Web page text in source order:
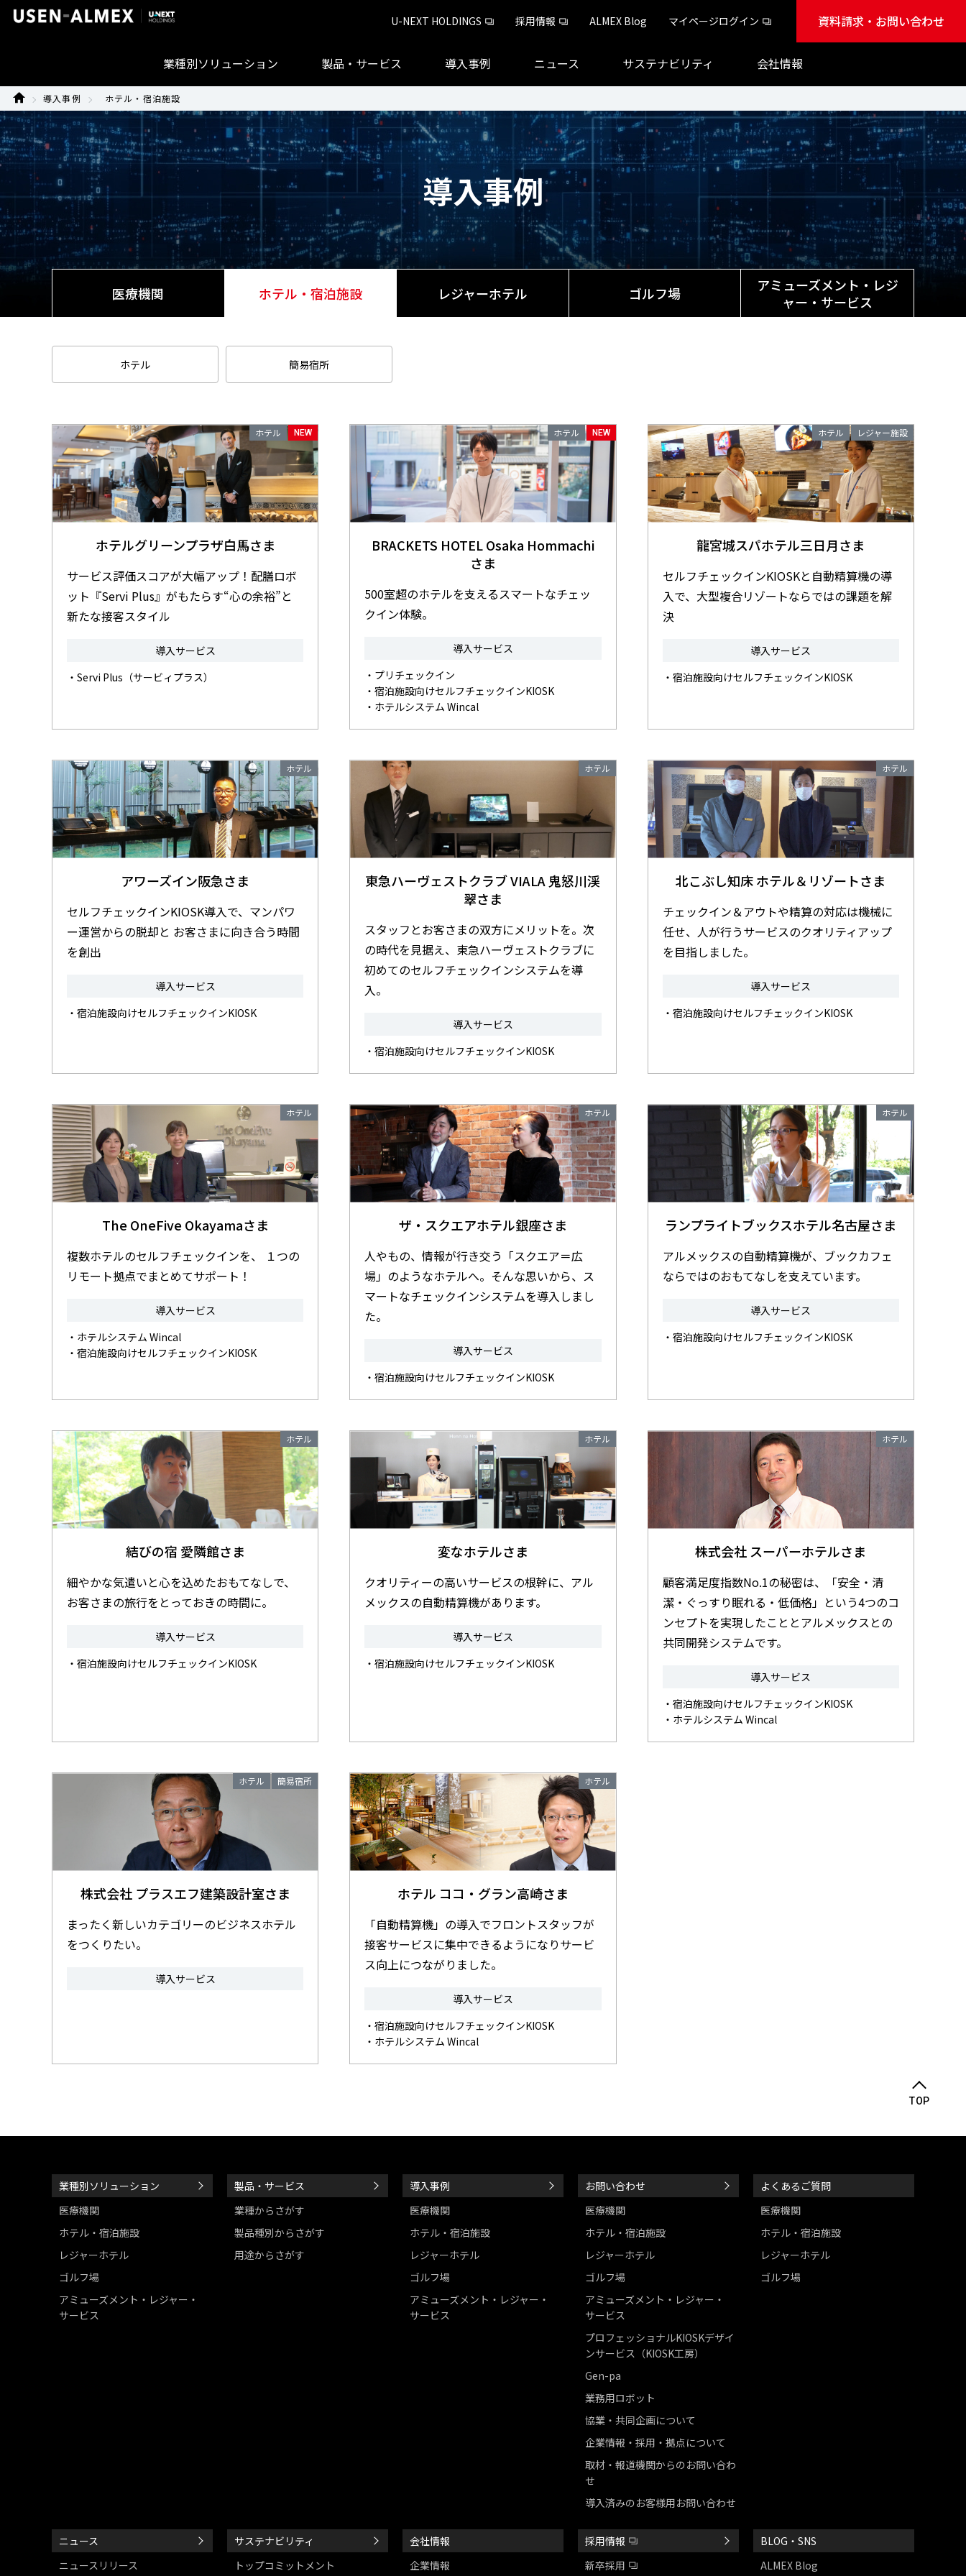
業種別ソリューション 製品・サービス 導入事例 ニュース サステナビリティ 会社情報
U-NEXT HOLDINGS 採用情報 ALMEX Blog マイページログイン 資料請求・お問い合わせ
導入事例 ホテル・宿泊施設
導入事例
医療機関 ホテル・宿泊施設 レジャーホテル ゴルフ場
アミューズメント・レジ
ャー・サービス
ホテル 簡易宿所
ホテル NEW
ホテルグリーンプラザ白馬さま
サービス評価スコアが大幅アップ！配膳ロボ
ット『Servi Plus』がもたらす“心の余裕”と
新たな接客スタイル
導入サービス
・Servi Plus（サービィプラス）
ホテル NEW
BRACKETS HOTEL Osaka Hommachi
さま
500室超のホテルを支えるスマートなチェッ
クイン体験。
導入サービス
・プリチェックイン
・宿泊施設向けセルフチェックインKIOSK
・ホテルシステム Wincal
ホテル レジャー施設
龍宮城スパホテル三日月さま
セルフチェックインKIOSKと自動精算機の導
入で、大型複合リゾートならではの課題を解
決
導入サービス
・宿泊施設向けセルフチェックインKIOSK
ホテル
アワーズイン阪急さま
セルフチェックインKIOSK導入で、マンパワ
ー運営からの脱却と お客さまに向き合う時間
を創出
導入サービス
・宿泊施設向けセルフチェックインKIOSK
ホテル
東急ハーヴェストクラブ VIALA 鬼怒川渓
翠さま
スタッフとお客さまの双方にメリットを。次
の時代を見据え、東急ハーヴェストクラブに
初めてのセルフチェックインシステムを導
入。
導入サービス
・宿泊施設向けセルフチェックインKIOSK
ホテル
北こぶし知床 ホテル＆リゾートさま
チェックイン＆アウトや精算の対応は機械に
任せ、人が行うサービスのクオリティアップ
を目指しました。
導入サービス
・宿泊施設向けセルフチェックインKIOSK
ホテル
The OneFive Okayamaさま
複数ホテルのセルフチェックインを、 １つの
リモート拠点でまとめてサポート！
導入サービス
・ホテルシステム Wincal
・宿泊施設向けセルフチェックインKIOSK
ホテル
ザ・スクエアホテル銀座さま
人やもの、情報が行き交う「スクエア＝広
場」のようなホテルへ。そんな思いから、ス
マートなチェックインシステムを導入しまし
た。
導入サービス
・宿泊施設向けセルフチェックインKIOSK
ホテル
ランプライトブックスホテル名古屋さま
アルメックスの自動精算機が、ブックカフェ
ならではのおもてなしを支えています。
導入サービス
・宿泊施設向けセルフチェックインKIOSK
ホテル
結びの宿 愛隣館さま
細やかな気遣いと心を込めたおもてなしで、
お客さまの旅行をとっておきの時間に。
導入サービス
・宿泊施設向けセルフチェックインKIOSK
ホテル
変なホテルさま
クオリティーの高いサービスの根幹に、アル
メックスの自動精算機があります。
導入サービス
・宿泊施設向けセルフチェックインKIOSK
ホテル
株式会社 スーパーホテルさま
顧客満足度指数No.1の秘密は、「安全・清
潔・ぐっすり眠れる・低価格」という4つのコ
ンセプトを実現したこととアルメックスとの
共同開発システムです。
導入サービス
・宿泊施設向けセルフチェックインKIOSK
・ホテルシステム Wincal
ホテル 簡易宿所
株式会社 プラスエフ建築設計室さま
まったく新しいカテゴリーのビジネスホテル
をつくりたい。
導入サービス
ホテル
ホテル ココ・グラン高崎さま
「自動精算機」の導入でフロントスタッフが
接客サービスに集中できるようになりサービ
ス向上につながりました。
導入サービス
・宿泊施設向けセルフチェックインKIOSK
・ホテルシステム Wincal
TOP
業種別ソリューション
医療機関
ホテル・宿泊施設
レジャーホテル
ゴルフ場
アミューズメント・レジャー・
サービス
製品・サービス
業種からさがす
製品種別からさがす
用途からさがす
導入事例
医療機関
ホテル・宿泊施設
レジャーホテル
ゴルフ場
アミューズメント・レジャー・
サービス
お問い合わせ
医療機関
ホテル・宿泊施設
レジャーホテル
ゴルフ場
アミューズメント・レジャー・
サービス
プロフェッショナルKIOSKデザイ
ンサービス（KIOSK工房）
Gen-pa
業務用ロボット
協業・共同企画について
企業情報・採用・拠点について
取材・報道機関からのお問い合わ
せ
導入済みのお客様用お問い合わせ
よくあるご質問
医療機関
ホテル・宿泊施設
レジャーホテル
ゴルフ場
ニュース
ニュースリリース
サステナビリティ
トップコミットメント
会社情報
企業情報
採用情報
新卒採用
BLOG・SNS
ALMEX Blog